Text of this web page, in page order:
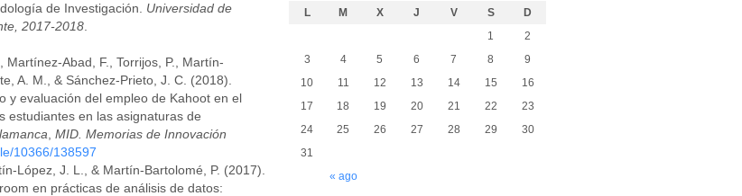
de Investigación. Universidad de
2017-2018.
Abad, F., Torrijos, P., Martín-
A. M., & Sánchez-Prieto, J. C. (2018).
y evaluación del empleo de Kahoot en el
estudiantes en las asignaturas de
, MID. Memorias de Innovación
10366/138597
López, J. L., & Martín-Bartolomé, P. (2017).
en prácticas de análisis de datos:
L M X J V S D
« ago
1
2
3
4 5 6 7 8
9
10
11 12 13 14 15
16
17
18 19 20 21 22
23
24
25 26 27 28 29
30
31